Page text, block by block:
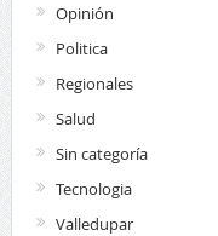
Opinión
Politica
Regionales
Salud
Sin categoría
Tecnologia
Valledupar